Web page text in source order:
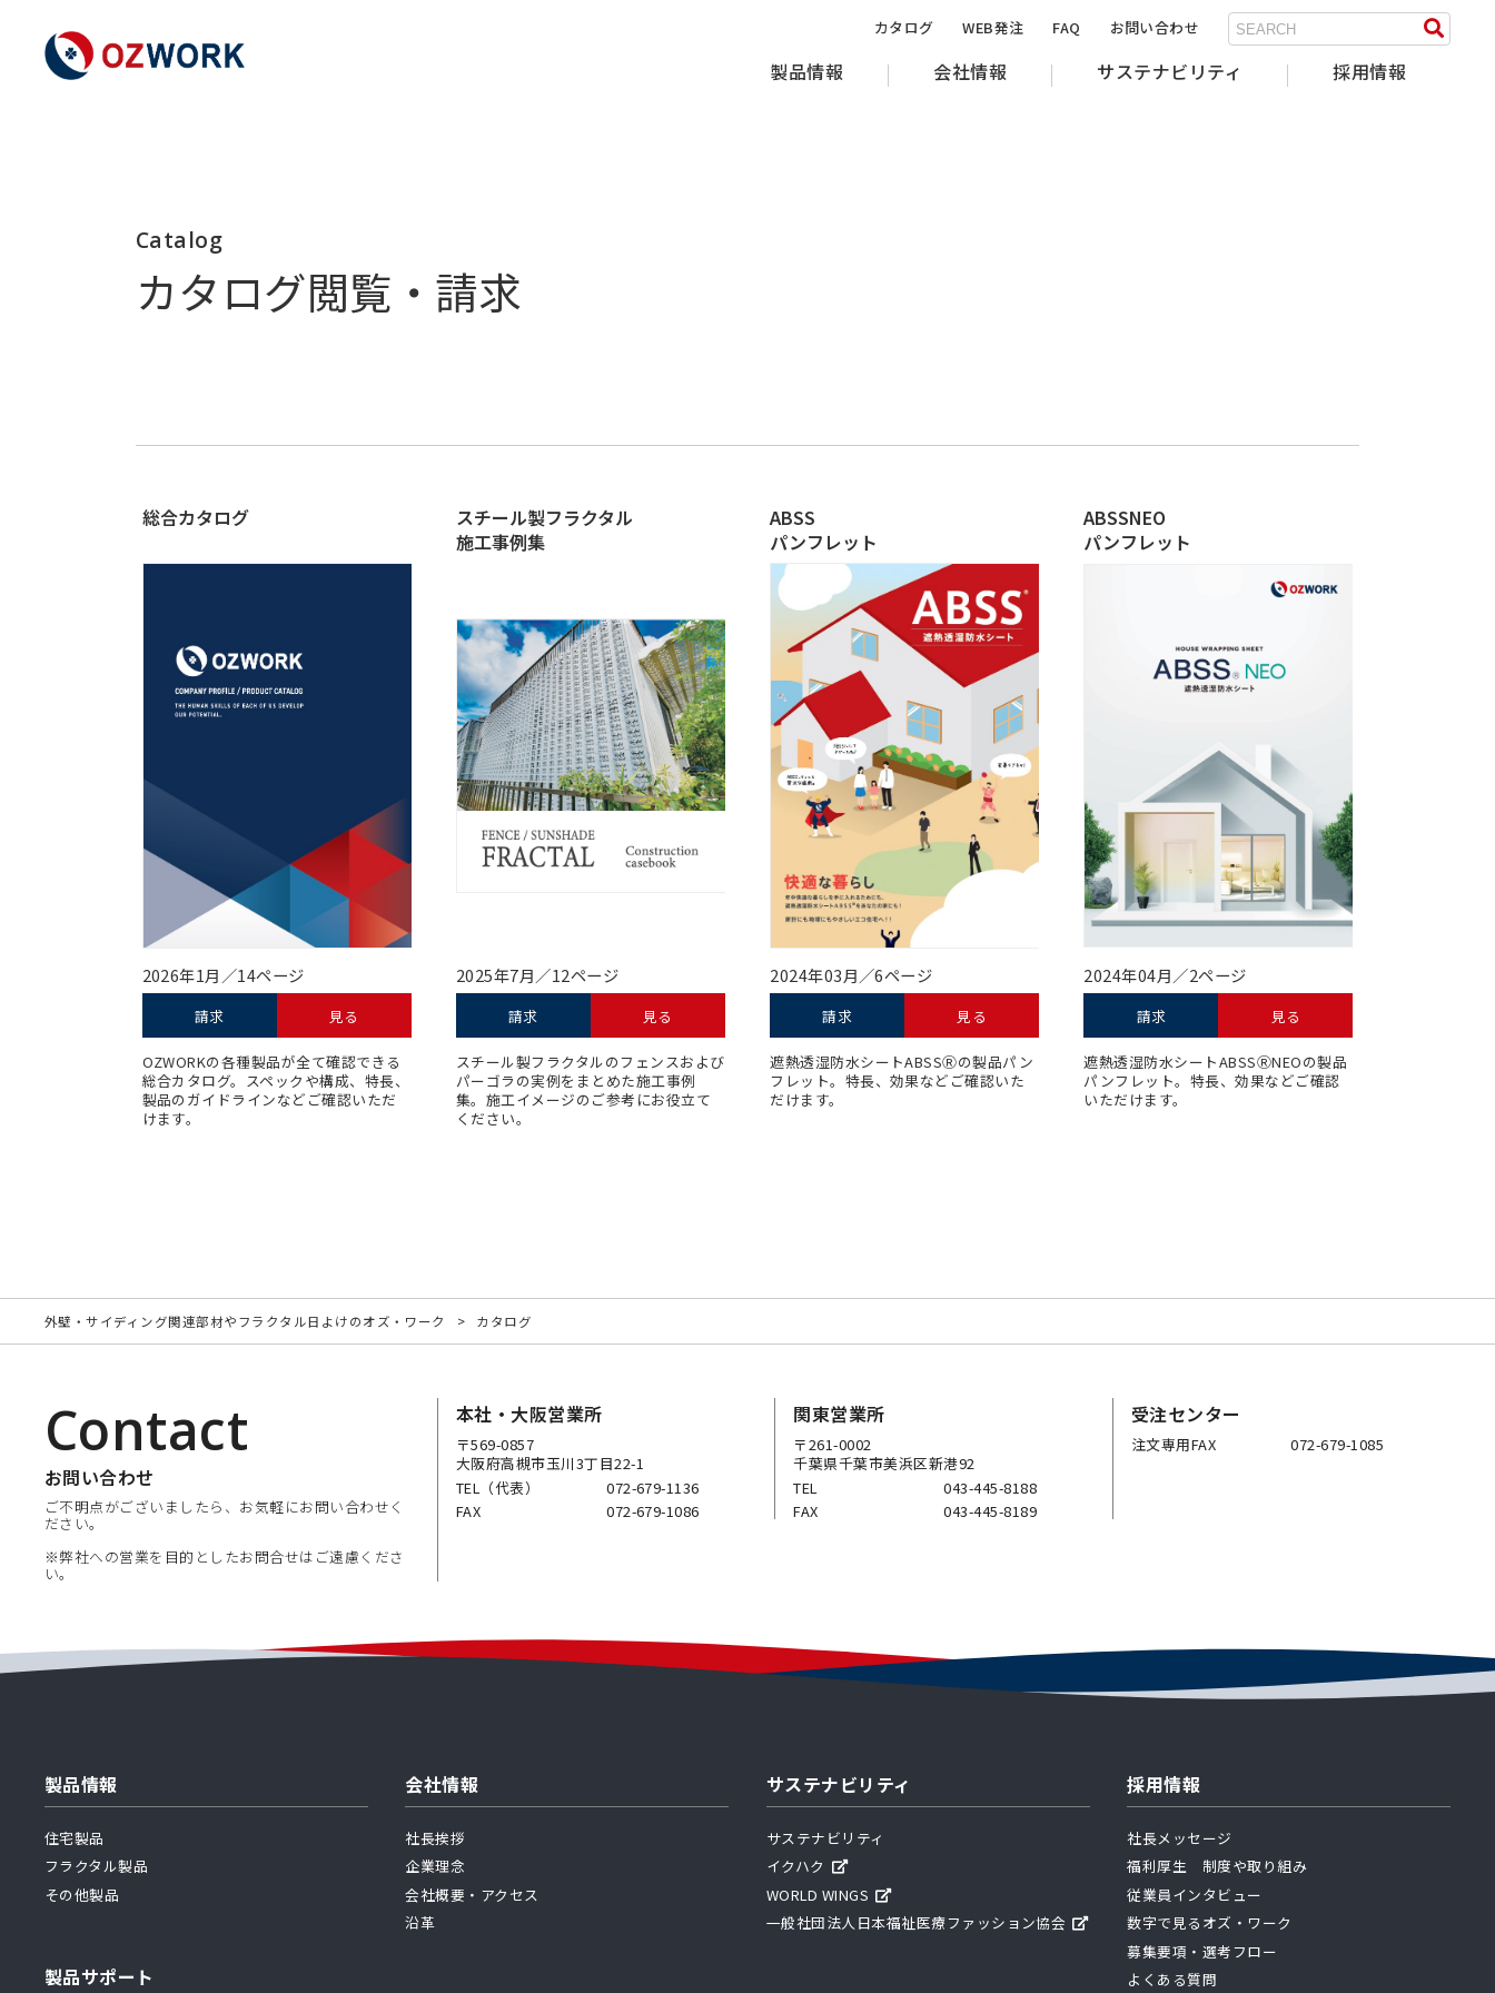
カタログ WEB発注 FAQ お問い合わせ
製品情報 会社情報 サステナビリティ 採用情報
Catalog
カタログ閲覧・請求
総合カタログ
2026年1月／14ページ
請求 見る
OZWORKの各種製品が全て確認できる
総合カタログ。スペックや構成、特長、
製品のガイドラインなどご確認いただ
けます。
スチール製フラクタル
施工事例集
2025年7月／12ページ
請求 見る
スチール製フラクタルのフェンスおよび
パーゴラの実例をまとめた施⼯事例
集。施⼯イメージのご参考にお役⽴て
ください。
ABSS
パンフレット
2024年03月／6ページ
請求 見る
遮熱透湿防⽔シートABSSⓇの製品パン
フレット。特⻑、効果などご確認いた
だけます。
ABSSNEO
パンフレット
2024年04月／2ページ
請求 見る
遮熱透湿防⽔シートABSSⓇNEOの製品
パンフレット。特⻑、効果などご確認
いただけます。
外壁・サイディング関連部材やフラクタル日よけのオズ・ワーク カタログ
Contact
お問い合わせ
ご不明点がございましたら、お気軽にお問い合わせく
ださい。
※弊社への営業を目的としたお問合せはご遠慮くださ
い。
本社・大阪営業所
〒569-0857
大阪府高槻市玉川3丁目22-1
TEL（代表）
072-679-1136
FAX
072-679-1086
関東営業所
〒261-0002
千葉県千葉市美浜区新港92
TEL
043-445-8188
FAX
043-445-8189
受注センター
注文専用FAX 072-679-1085
製品情報
住宅製品
フラクタル製品
その他製品
製品サポート
会社情報
社長挨拶
企業理念
会社概要・アクセス
沿革
サステナビリティ
サステナビリティ
イクハク
WORLD WINGS
一般社団法人日本福祉医療ファッション協会
採用情報
社長メッセージ
福利厚生 制度や取り組み
従業員インタビュー
数字で見るオズ・ワーク
募集要項・選考フロー
よくある質問